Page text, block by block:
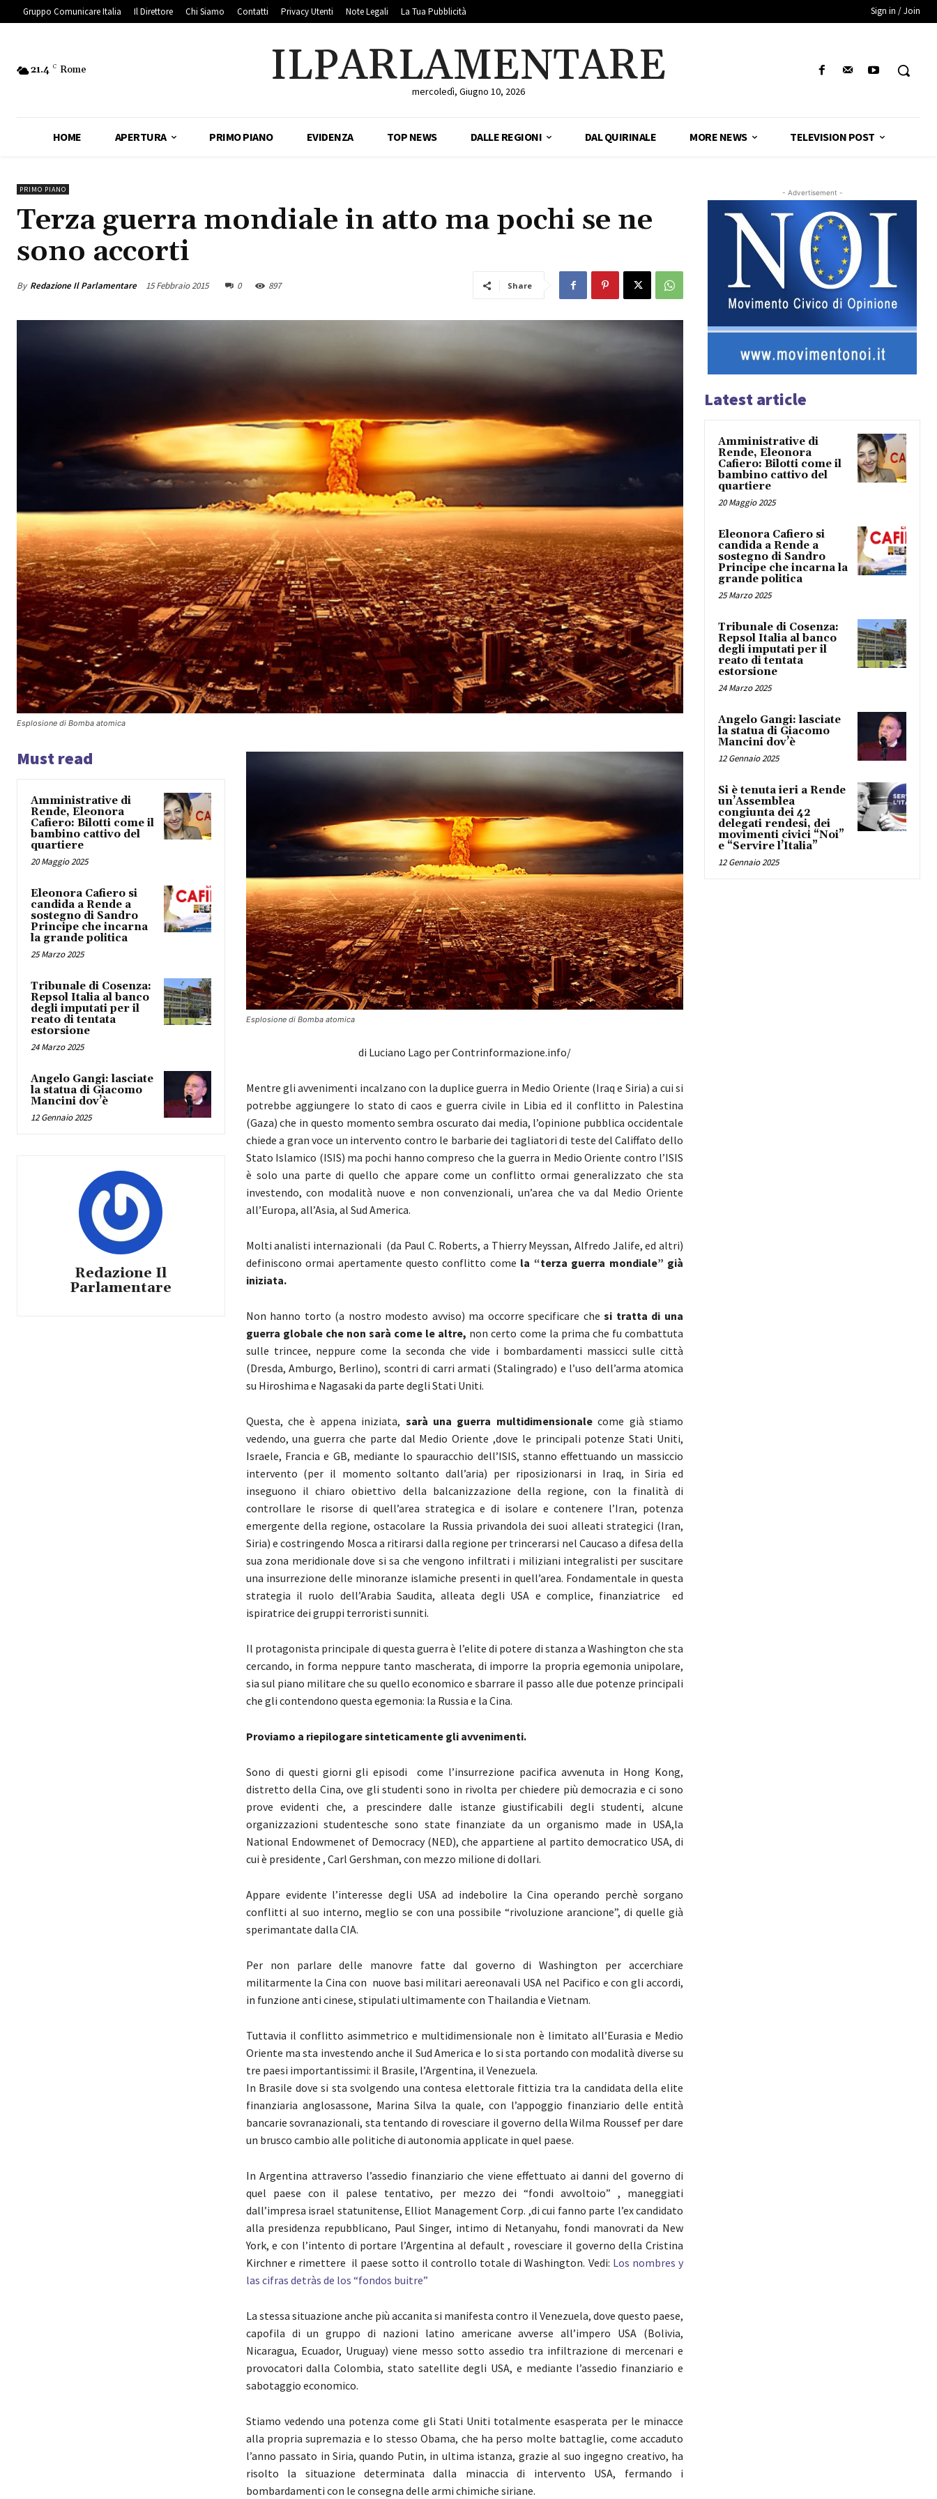
Gruppo Comunicare Italia Il Direttore Chi Siamo Contatti Privacy Utenti Note Legali La Tua Pubblicità Sign in / Join
21.4 C Rome ILPARLAMENTARE
mercoledì, Giugno 10, 2026
HOME APERTURA PRIMO PIANO EVIDENZA TOP NEWS DALLE REGIONI DAL QUIRINALE MORE NEWS TELEVISION POST
PRIMO PIANO
Terza guerra mondiale in atto ma pochi se ne
sono accorti
By Redazione Il Parlamentare 15 Febbraio 2015 0 897 Share
Esplosione di Bomba atomica
Must read
Amministrative di
Rende, Eleonora
Cafiero: Bilotti come il
bambino cattivo del
quartiere
20 Maggio 2025
Eleonora Cafiero si
candida a Rende a
sostegno di Sandro
Principe che incarna
la grande politica
25 Marzo 2025
Tribunale di Cosenza:
Repsol Italia al banco
degli imputati per il
reato di tentata
estorsione
24 Marzo 2025
Angelo Gangi: lasciate
la statua di Giacomo
Mancini dov’è
12 Gennaio 2025
Redazione Il
Parlamentare
Esplosione di Bomba atomica
di Luciano Lago per Contrinformazione.info/
Mentre gli avvenimenti incalzano con la duplice guerra in Medio Oriente (Iraq e Siria) a cui si
potrebbe aggiungere lo stato di caos e guerra civile in Libia ed il conflitto in Palestina
(Gaza) che in questo momento sembra oscurato dai media, l’opinione pubblica occidentale
chiede a gran voce un intervento contro le barbarie dei tagliatori di teste del Califfato dello
Stato Islamico (ISIS) ma pochi hanno compreso che la guerra in Medio Oriente contro l’ISIS
è solo una parte di quello che appare come un conflitto ormai generalizzato che sta
investendo, con modalità nuove e non convenzionali, un’area che va dal Medio Oriente
all’Europa, all’Asia, al Sud America.
Molti analisti internazionali (da Paul C. Roberts, a Thierry Meyssan, Alfredo Jalife, ed altri)
definiscono ormai apertamente questo conflitto come la “terza guerra mondiale” già
iniziata.
Non hanno torto (a nostro modesto avviso) ma occorre specificare che si tratta di una
guerra globale che non sarà come le altre, non certo come la prima che fu combattuta
sulle trincee, neppure come la seconda che vide i bombardamenti massicci sulle città
(Dresda, Amburgo, Berlino), scontri di carri armati (Stalingrado) e l’uso dell’arma atomica
su Hiroshima e Nagasaki da parte degli Stati Uniti.
Questa, che è appena iniziata, sarà una guerra multidimensionalecome già stiamo
vedendo, una guerra che parte dal Medio Oriente ,dove le principali potenze Stati Uniti,
Israele, Francia e GB, mediante lo spauracchio dell’ISIS, stanno effettuando un massiccio
intervento (per il momento soltanto dall’aria) per riposizionarsi in Iraq, in Siria ed
inseguono il chiaro obiettivo della balcanizzazione della regione, con la finalità di
controllare le risorse di quell’area strategica e di isolare e contenere l’Iran, potenza
emergente della regione, ostacolare la Russia privandola dei suoi alleati strategici (Iran,
Siria) e costringendo Mosca a ritirarsi dalla regione per trincerarsi nel Caucaso a difesa della
sua zona meridionale dove si sa che vengono infiltrati i miliziani integralisti per suscitare
una insurrezione delle minoranze islamiche presenti in quell’area. Fondamentale in questa
strategia il ruolo dell’Arabia Saudita, alleata degli USA e complice, finanziatrice ed
ispiratrice dei gruppi terroristi sunniti.
Il protagonista principale di questa guerra è l’elite di potere di stanza a Washington che sta
cercando, in forma neppure tanto mascherata, di imporre la propria egemonia unipolare,
sia sul piano militare che su quello economico e sbarrare il passo alle due potenze principali
che gli contendono questa egemonia: la Russia e la Cina.
Proviamo a riepilogare sinteticamente gli avvenimenti.
Sono di questi giorni gli episodi come l’insurrezione pacifica avvenuta in Hong Kong,
distretto della Cina, ove gli studenti sono in rivolta per chiedere più democrazia e ci sono
prove evidenti che, a prescindere dalle istanze giustificabili degli studenti, alcune
organizzazioni studentesche sono state finanziate da un organismo made in USA,la
National Endowmenet of Democracy (NED), che appartiene al partito democratico USA, di
cui è presidente , Carl Gershman, con mezzo milione di dollari.
Appare evidente l’interesse degli USA ad indebolire la Cina operando perchè sorgano
conflitti al suo interno, meglio se con una possibile “rivoluzione arancione”, di quelle già
sperimantate dalla CIA.
Per non parlare delle manovre fatte dal governo di Washington per accerchiare
militarmente la Cina con nuove basi militari aereonavali USA nel Pacifico e con gli accordi,
in funzione anti cinese, stipulati ultimamente con Thailandia e Vietnam.
Tuttavia il conflitto asimmetrico e multidimensionale non è limitato all’Eurasia e Medio
Oriente ma sta investendo anche il Sud America e lo si sta portando con modalità diverse su
tre paesi importantissimi: il Brasile, l’Argentina, il Venezuela.
In Brasile dove si sta svolgendo una contesa elettorale fittizia tra la candidata della elite
finanziaria anglosassone, Marina Silva la quale, con l’appoggio finanziario delle entità
bancarie sovranazionali, sta tentando di rovesciare il governo della Wilma Roussef per dare
un brusco cambio alle politiche di autonomia applicate in quel paese.
In Argentina attraverso l’assedio finanziario che viene effettuato ai danni del governo di
quel paese con il palese tentativo, per mezzo dei “fondi avvoltoio” , maneggiati
dall’impresa israel statunitense, Elliot Management Corp. ,di cui fanno parte l’ex candidato
alla presidenza repubblicano, Paul Singer, intimo di Netanyahu, fondi manovrati da New
York, e con l’intento di portare l’Argentina al default , rovesciare il governo della Cristina
Kirchner e rimettere il paese sotto il controllo totale di Washington. Vedi: Los nombres y
las cifras detràs de los “fondos buitre”
La stessa situazione anche più accanita si manifesta contro il Venezuela, dove questo paese,
capofila di un gruppo di nazioni latino americane avverse all’impero USA (Bolivia,
Nicaragua, Ecuador, Uruguay) viene messo sotto assedio tra infiltrazione di mercenari e
provocatori dalla Colombia, stato satellite degli USA, e mediante l’assedio finanziario e
sabotaggio economico.
Stiamo vedendo una potenza come gli Stati Uniti totalmente esasperata per le minacce
alla propria supremazia e lo stesso Obama, che ha perso molte battaglie, come accaduto
l’anno passato in Siria, quando Putin, in ultima istanza, grazie al suo ingegno creativo, ha
risolto la situazione determinata dalla minaccia di intervento USA, fermando i
bombardamenti con le consegna delle armi chimiche siriane.
- Advertisement -
Latest article
Amministrative di
Rende, Eleonora
Cafiero: Bilotti come il
bambino cattivo del
quartiere
20 Maggio 2025
Eleonora Cafiero si
candida a Rende a
sostegno di Sandro
Principe che incarna la
grande politica
25 Marzo 2025
Tribunale di Cosenza:
Repsol Italia al banco
degli imputati per il
reato di tentata
estorsione
24 Marzo 2025
Angelo Gangi: lasciate
la statua di Giacomo
Mancini dov’è
12 Gennaio 2025
Si è tenuta ieri a Rende
un’Assemblea
congiunta dei 42
delegati rendesi, dei
movimenti civici “Noi”
e “Servire l’Italia”
12 Gennaio 2025